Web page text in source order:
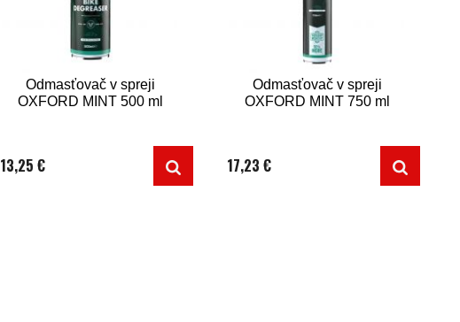
Odmasťovač v spreji
OXFORD MINT 500 ml
13,25 €
Odmasťovač v spreji
OXFORD MINT 750 ml
17,23 €